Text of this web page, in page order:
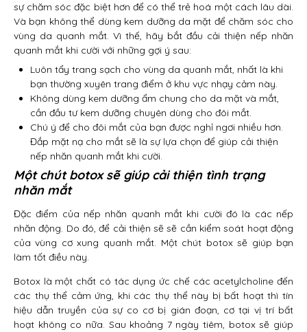
sự chăm sóc đặc biệt hơn để có thể trẻ hoá một cách lâu dài.
Và bạn không thể dùng kem dưỡng da mặt để chăm sóc cho
vùng da quanh mắt. Vì thế, hãy bắt đầu cải thiện nếp nhăn
quanh mắt khi cười với những gợi ý sau:
Luôn tẩy trang sạch cho vùng da quanh mắt, nhất là khi
bạn thường xuyên trang điểm ở khu vực nhạy cảm này.
Không dùng kem dưỡng ẩm chung cho da mặt và mắt,
cần đầu tư kem dưỡng chuyên dùng cho đôi mắt.
Chú ý để cho đôi mắt của bạn được nghỉ ngơi nhiều hơn.
Đắp mặt nạ cho mắt sẽ là sự lựa chọn để giúp cải thiện
nếp nhăn quanh mắt khi cười.
Một chút botox sẽ giúp cải thiện tình trạng
nhăn mắt
Đặc điểm của nếp nhăn quanh mắt khi cười đó là các nếp
nhăn động. Do đó, để cải thiện sẽ sẽ cần kiểm soát hoạt động
của vùng cơ xung quanh mắt. Một chút botox sẽ giúp bạn
làm tốt điều này.
Botox là một chất có tác dụng ức chế các acetylcholine đến
các thụ thể cảm ứng, khi các thụ thể này bị bất hoạt thì tín
hiệu dẫn truyền của sự co cơ bị gián đoạn, cơ tại vị trí bất
hoạt không co nữa. Sau khoảng 7 ngày tiêm, botox sẽ giúp